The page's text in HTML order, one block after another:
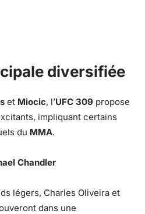
diversifiée
et Miocic, l’UFC 309 propose
impliquant certains
du MMA.
Chandler
légers, Charles Oliveira et
dans une